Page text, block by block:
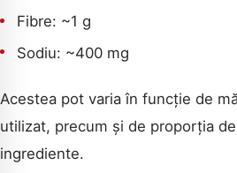
Fibre: ~1 g
Sodiu: ~400 mg
Acestea pot varia în funcție de
utilizat, precum și de proporția
ingrediente.